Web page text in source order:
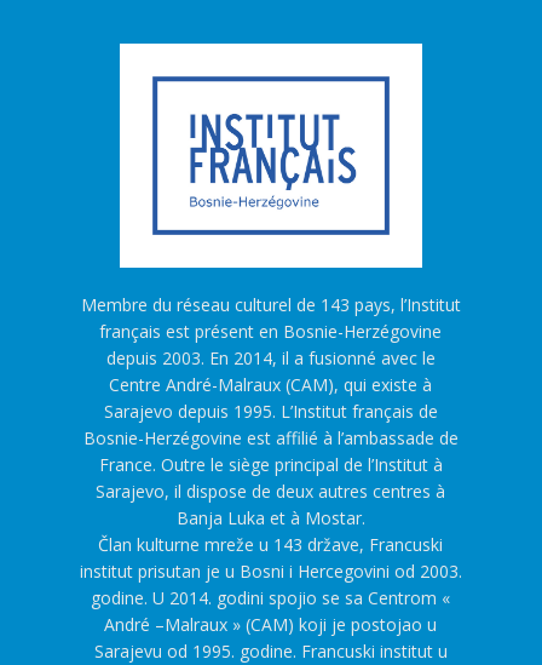
Membre du réseau culturel de 143 pays, l’Institut
français est présent en Bosnie-Herzégovine
depuis 2003. En 2014, il a fusionné avec le
Centre André-Malraux (CAM), qui existe à
Sarajevo depuis 1995. L’Institut français de
Bosnie-Herzégovine est affilié à l’ambassade de
France. Outre le siège principal de l’Institut à
Sarajevo, il dispose de deux autres centres à
Banja Luka et à Mostar.
Član kulturne mreže u 143 države, Francuski
institut prisutan je u Bosni i Hercegovini od 2003.
godine. U 2014. godini spojio se sa Centrom «
André –Malraux » (CAM) koji je postojao u
Sarajevu od 1995. godine. Francuski institut u